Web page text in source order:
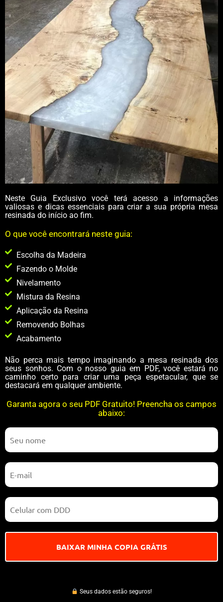
Neste Guia Exclusivo você terá acesso a informações
valiosas e dicas essenciais para criar a sua própria mesa
resinada do início ao fim.
O que você encontrará neste guia:
Escolha da Madeira
Fazendo o Molde
Nivelamento
Mistura da Resina
Aplicação da Resina
Removendo Bolhas
Acabamento
Não perca mais tempo imaginando a mesa resinada dos
seus sonhos. Com o nosso guia em PDF, você estará no
caminho certo para criar uma peça espetacular, que se
destacará em qualquer ambiente.
Garanta agora o seu PDF Gratuito! Preencha os campos
abaixo:
Seus dados estão seguros!